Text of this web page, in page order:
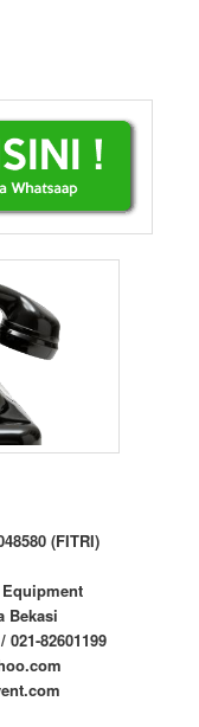
(FITRI)
Bekasi
021-82601199